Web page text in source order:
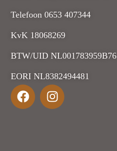
Telefoon 0653 407344
KvK 18068269
BTW/UID NL001783959B76
EORI NL8382494481